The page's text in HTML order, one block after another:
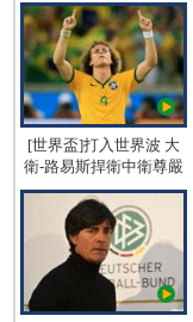
[世界盃]打入世界波 大
衛-路易斯捍衛中衛尊嚴